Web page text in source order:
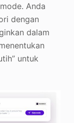
Anda
dengan
dalam
untuk